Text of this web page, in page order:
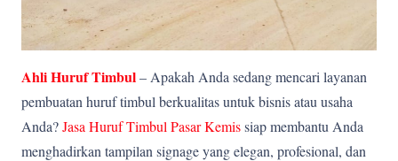
Ahli Huruf Timbul– Apakah Anda sedang mencari layanan
pembuatan huruf timbul berkualitas untuk bisnis atau usaha
Anda?Jasa Huruf Timbul Pasar Kemissiap membantu Anda
menghadirkan tampilan signage yang elegan, profesional, dan